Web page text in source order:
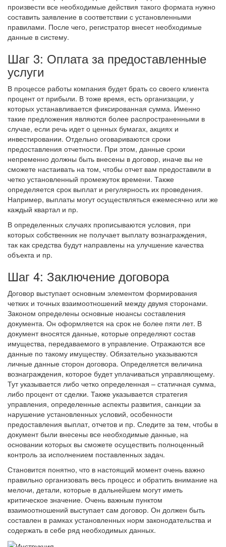
произвести все необходимые действия такого формата нужно
составить заявление в соответствии с установленными
правилами. После чего, регистратор внесет необходимые
данные в систему.
Шаг 3: Оплата за предоставленные
услуги
В процессе работы компания будет брать со своего клиента
процент от прибыли. В тоже время, есть организации, у
которых устанавливается фиксированная сумма. Именно
такие предложения являются более распространенными в
случае, если речь идет о ценных бумагах, акциях и
инвестировании. Отдельно оговариваются сроки
предоставления отчетности. При этом, данные сроки
непременно должны быть внесены в договор, иначе вы не
сможете настаивать на том, чтобы отчет вам предоставили в
четко установленный промежуток времени. Также
определяется срок выплат и регулярность их проведения.
Например, выплаты могут осуществляться ежемесячно или же
каждый квартал и пр.
В определенных случаях прописываются условия, при
которых собственник не получает выплату вознаграждения,
так как средства будут направлены на улучшение качества
объекта и пр.
Шаг 4: Заключение договора
Договор выступает основным элементом формирования
четких и точных взаимоотношений между двумя сторонами.
Законом определены основные нюансы составления
документа. Он оформляется на срок не более пяти лет. В
документ вносятся данные, которые определяют состав
имущества, передаваемого в управление. Отражаются все
данные по такому имуществу. Обязательно указываются
личные данные сторон договора. Определяется величина
вознаграждения, которое будет уплачиваться управляющему.
Тут указывается либо четко определенная – статичная сумма,
либо процент от сделки. Также указывается стратегия
управления, определенные аспекты развития, санкции за
нарушение установленных условий, особенности
предоставления выплат, отчетов и пр. Следите за тем, чтобы в
документ были внесены все необходимые данные, на
основании которых вы сможете осуществить полноценный
контроль за исполнением поставленных задач.
Становится понятно, что в настоящий момент очень важно
правильно организовать весь процесс и обратить внимание на
мелочи, детали, которые в дальнейшем могут иметь
критическое значение. Очень важным пунктом
взаимоотношений выступает сам договор. Он должен быть
составлен в рамках установленных норм законодательства и
содержать в себе ряд необходимых данных.